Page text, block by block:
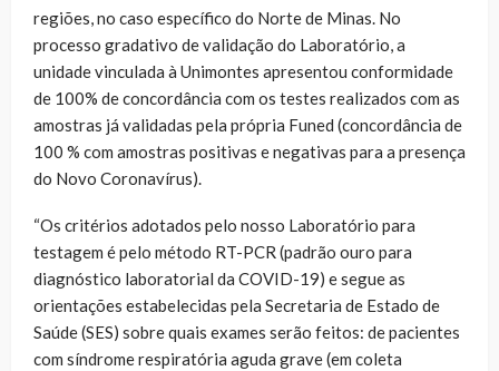
regiões, no caso específico do Norte de Minas. No
processo gradativo de validação do Laboratório, a
unidade vinculada à Unimontes apresentou conformidade
de 100% de concordância com os testes realizados com as
amostras já validadas pela própria Funed (concordância de
100 % com amostras positivas e negativas para a presença
do Novo Coronavírus).
“Os critérios adotados pelo nosso Laboratório para
testagem é pelo método RT-PCR (padrão ouro para
diagnóstico laboratorial da COVID-19) e segue as
orientações estabelecidas pela Secretaria de Estado de
Saúde (SES) sobre quais exames serão feitos: de pacientes
com síndrome respiratória aguda grave (em coleta